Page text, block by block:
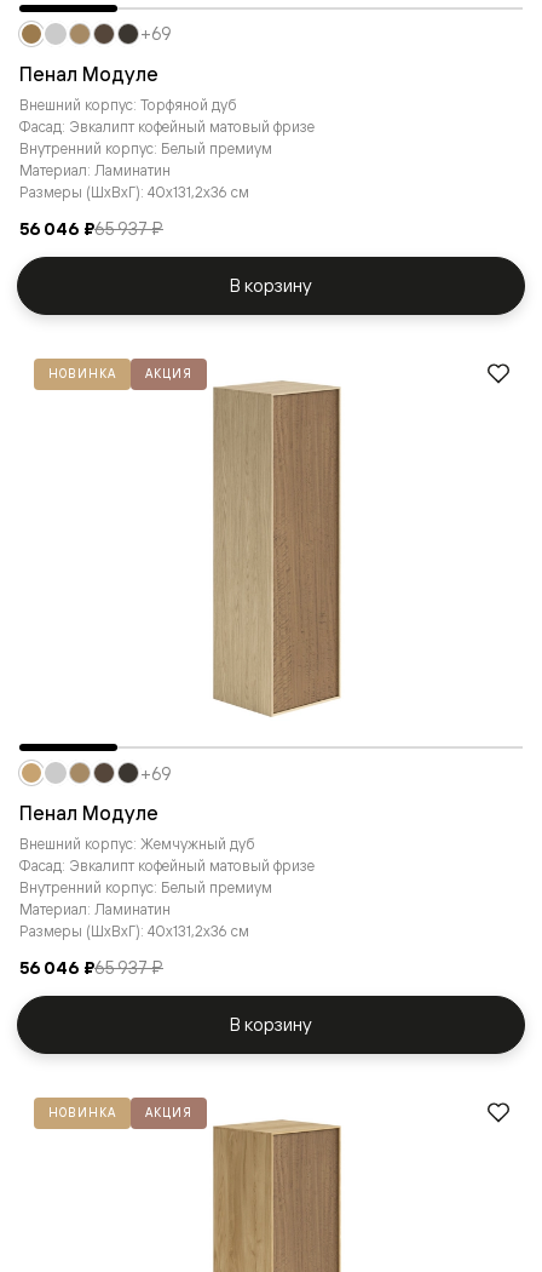
Пенал Модуле
Внешний корпус: Торфяной дуб
Фасад: Эвкалипт кофейный матовый фризе
Внутренний корпус: Белый премиум
Материал: Ламинатин
Размеры (ШxВxГ): 40x131,2x36 см
56 046 ₽65 937 ₽
+69
В корзину
НОВИНКА АКЦИЯ
Пенал Модуле
Внешний корпус: Жемчужный дуб
Фасад: Эвкалипт кофейный матовый фризе
Внутренний корпус: Белый премиум
Материал: Ламинатин
Размеры (ШxВxГ): 40x131,2x36 см
56 046 ₽65 937 ₽
+69
В корзину
НОВИНКА АКЦИЯ